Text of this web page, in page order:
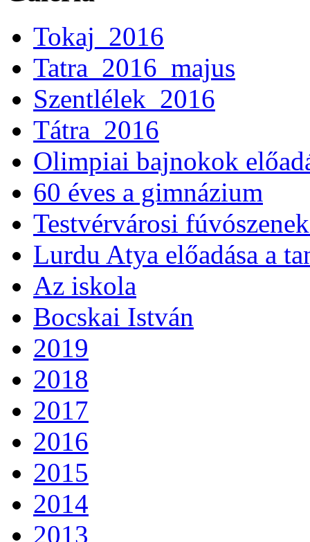
Tokaj_2016
Tatra_2016_majus
Szentlélek_2016
Tátra_2016
Olimpiai bajnokok
60 éves a gimnázium
Testvérvárosi
Lurdu Atya előadása a
Az iskola
Bocskai István
2019
2018
2017
2016
2015
2014
2013